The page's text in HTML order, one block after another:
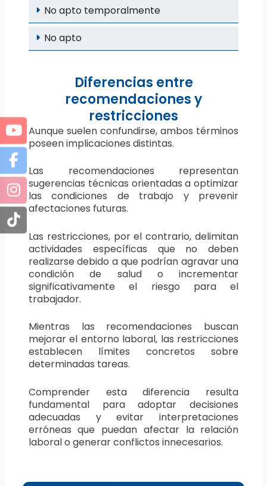
No apto temporalmente
No apto
Diferencias entre
recomendaciones y
restricciones
Aunque suelen confundirse, ambos términos
poseen implicaciones distintas.
Las recomendaciones representan
sugerencias técnicas orientadas a optimizar
las condiciones de trabajo y prevenir
afectaciones futuras.
Las restricciones, por el contrario, delimitan
actividades específicas que no deben
realizarse debido a que podrían agravar una
condición de salud o incrementar
significativamente el riesgo para el
trabajador.
Mientras las recomendaciones buscan
mejorar el entorno laboral, las restricciones
establecen límites concretos sobre
determinadas tareas.
Comprender esta diferencia resulta
fundamental para adoptar decisiones
adecuadas y evitar interpretaciones
erróneas que puedan afectar la relación
laboral o generar conflictos innecesarios.